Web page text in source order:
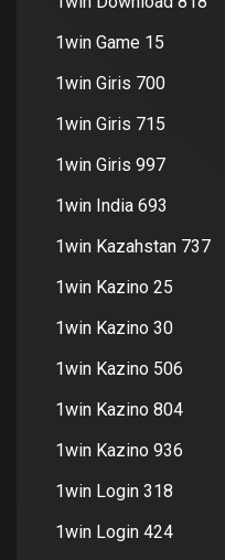
1win Game 15
1win Giris 700
1win Giris 715
1win Giris 997
1win India 693
1win Kazahstan 737
1win Kazino 25
1win Kazino 30
1win Kazino 506
1win Kazino 804
1win Kazino 936
1win Login 318
1win Login 424